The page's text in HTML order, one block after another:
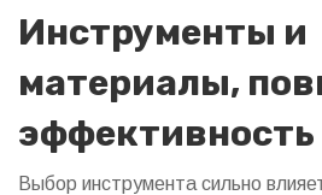
Инструменты и
материалы,
эффективность
Выбор инструмента сильно